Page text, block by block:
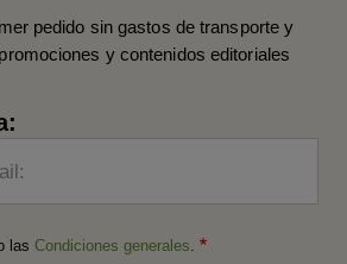
pedido sin gastos de transporte y
y contenidos editoriales
las Condiciones generales.